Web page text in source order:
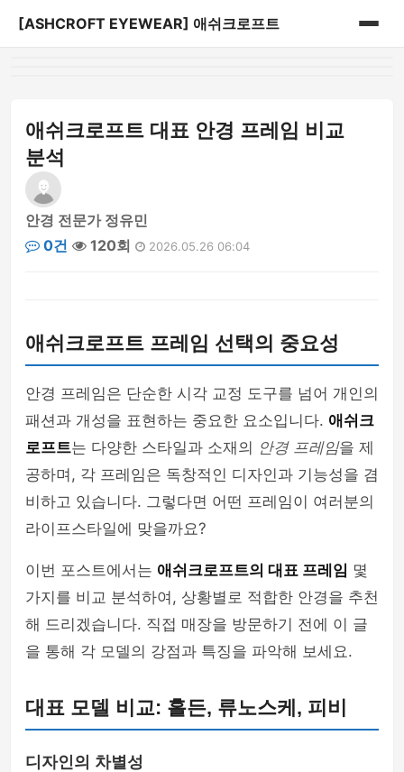
[ASHCROFT EYEWEAR] 애쉬크로프트
애쉬크로프트 대표 안경 프레임 비교
분석
안경 전문가 정유민
0건
120회 2026.05.26 06:04
애쉬크로프트 프레임 선택의 중요성
안경 프레임은 단순한 시각 교정 도구를 넘어 개인의
패션과 개성을 표현하는 중요한 요소입니다. 애쉬크
로프트는 다양한 스타일과 소재의 안경 프레임을 제
공하며, 각 프레임은 독창적인 디자인과 기능성을 겸
비하고 있습니다. 그렇다면 어떤 프레임이 여러분의
라이프스타일에 맞을까요?
이번 포스트에서는 애쉬크로프트의 대표 프레임 몇
가지를 비교 분석하여, 상황별로 적합한 안경을 추천
해 드리겠습니다. 직접 매장을 방문하기 전에 이 글
을 통해 각 모델의 강점과 특징을 파악해 보세요.
대표 모델 비교: 홀든, 류노스케, 피비
디자인의 차별성